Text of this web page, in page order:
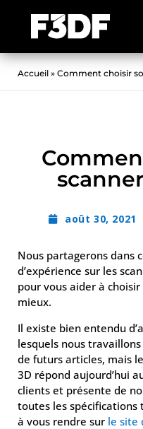
Accueil » Comment choisir
août 30, 2021
Nous partagerons dans
d’expérience sur les
pour vous aider à
mieux.
Il existe bien entendu
lesquels nous
de futurs articles, mais
3D répond aujourd’hui
clients et présente de
toutes les spécifications
à vous rendre sur le site